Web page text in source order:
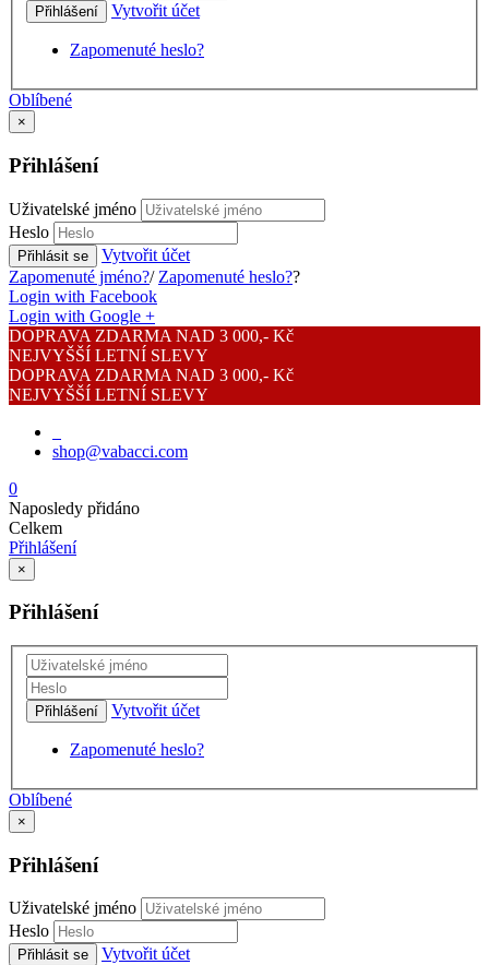
Přihlášení Vytvořit účet
Zapomenuté heslo?
Oblíbené
×
Přihlášení
Uživatelské jméno
Heslo
Přihlásit se
Vytvořit účet
Zapomenuté jméno?/ Zapomenuté heslo??
Login with Facebook
Login with Google +
DOPRAVA ZDARMA NAD 3 000,- Kč
NEJVYŠŠÍ LETNÍ SLEVY
DOPRAVA ZDARMA NAD 3 000,- Kč
NEJVYŠŠÍ LETNÍ SLEVY
shop@vabacci.com
0
Naposledy přidáno
Celkem
Přihlášení
×
Přihlášení
Přihlášení Vytvořit účet
Zapomenuté heslo?
Oblíbené
×
Přihlášení
Uživatelské jméno
Heslo
Přihlásit se
Vytvořit účet